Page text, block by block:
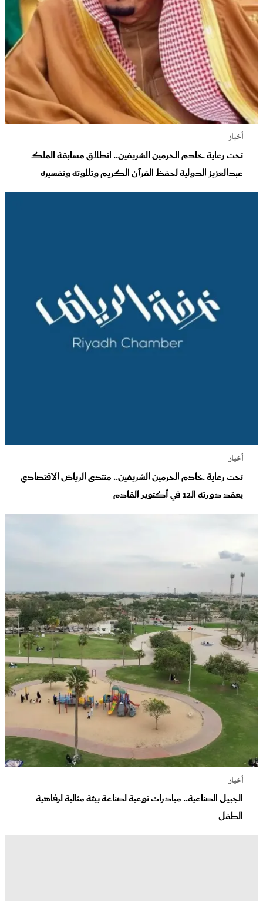
أخبار
تحت رعاية خادم الحرمين الشريفين.. انطلاق مسابقة الملك
عبدالعزيز الدولية لحفظ القرآن الكريم وتلاوته وتفسيره
أخبار
تحت رعاية خادم الحرمين الشريفين.. منتدى الرياض الاقتصادي
يعقد دورته الـ12 في أكتوبر القادم
أخبار
الجبيل الصناعية.. مبادرات نوعية لصناعة بيئة مثالية لرفاهية
الطفل